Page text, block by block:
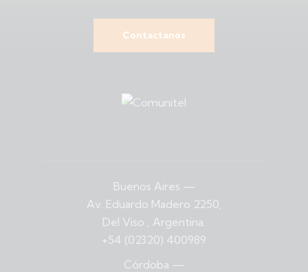
Contactanos
Buenos Aires —
Av. Eduardo Madero 2250,
Del Viso , Argentina.
+54 (02320) 400989
Córdoba —